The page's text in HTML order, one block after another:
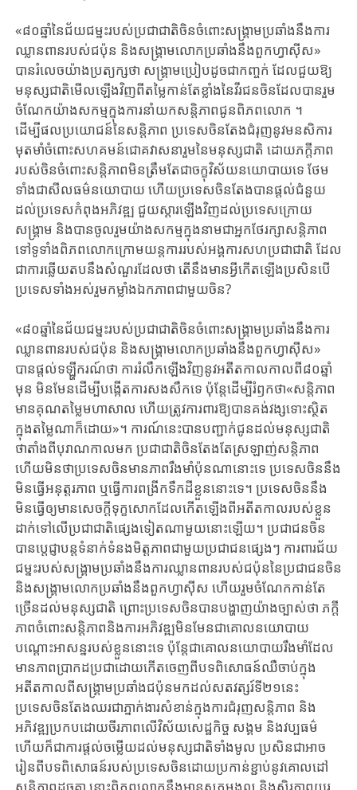
«៨០ឆ្នាំនៃជ័យជម្នះរបស់ប្រជាជាតិចិនចំពោះសង្គ្រាមប្រឆាំងនឹងការ
ឈ្លានពានរបស់ជប៉ុន និងសង្គ្រាម​លោកប្រឆាំងនឹងពួកហ្វាស៊ីស» ​
បានរំលេចយ៉ាងប្រត្យក្សថា សង្គ្រាមប្រៀបដូចជាកញ្ចក់ ដែលជួយឱ្យ
មនុស្សជាតិមើលឡើងវិញពីតម្លៃកាន់តែខ្លាំងនៃវីរជនចិនដែលបានរួម
ចំណែកយ៉ាងសកម្មក្នុងការនាំយកសន្តិភាពជូនពិភពលោក ។
ដើម្បីផលប្រយោជន៍នៃសន្តិភាព ប្រទេសចិនតែងជំរុញនូវមនសិការ
មុតមាំចំពោះសហគមន៍ជោគវាសនារួមនៃមនុស្សជាតិ ដោយភក្ដីភាព
របស់ចិនចំពោះសន្តិភាពមិនត្រឹមតែជាចក្ខុវិស័យនយោបាយទេ ​ថែម
ទាំងជាសីលធម៌នយោបាយ ហើយប្រទេសចិនតែងបានផ្តល់ជំនួយ
ដល់ប្រទេសកំពុង​អភិវឌ្ឍ ជួយស្ដារឡើងវិញដល់ប្រទេសក្រោយ
សង្គ្រាម និងបានចូលរួមយ៉ាងសកម្មក្នុងនាម​ជាអ្នកថែរក្សាសន្តិភាព
ទៅទូទាំងពិភពលោកក្រោមយន្តការរបស់អង្គការសហប្រជាជាតិ ​ដែល
ជាការឆ្លើយតបនឹងសំណួរដែលថា តើនឹងមានអ្វីកើតឡើងប្រសិនបើ
ប្រទេសទាំងអស់រួមកម្លាំង​ឯកភាពជាមួយចិន?
«៨០ឆ្នាំនៃជ័យជម្នះរបស់ប្រជាជាតិចិនចំពោះសង្គ្រាមប្រឆាំងនឹងការ
ឈ្លានពានរបស់ជប៉ុន ​និងសង្គ្រាម​លោកប្រឆាំងនឹងពួកហ្វាស៊ីស»
បានផ្តល់ទឡ្ហីករណ៍ថា​ ​ការរំលឹកឡើងវិញនូវ​អតីតកាលកាលពី៨០ឆ្នាំ
មុន មិនមែនដើម្បីបង្កើតការសងសឹកទេ ប៉ុន្តែដើម្បីរំឭកថា«សន្តិភាព
មានគុណតម្លៃមហាសាល ​ហើយត្រូវការពារឱ្យបានគង់វង្សទោះស្ថិត
ក្នុងតម្លៃណាក៏ដោយ»។ ការណ៍នេះបានបញ្ជាក់ជូនដល់មនុស្សជាតិ
ថាតាំងពីបុរាណកាលមក ប្រជាជាតិចិនតែងតែស្រឡាញ់សន្តិភាព ​
ហើយមិនថាប្រទេសចិនមានភាពរឹងមាំប៉ុនណានោះទេ ​ប្រទេសចិននឹង
មិនធ្វើ​អនុត្តរភាព ឬធ្វើការពង្រីកទឹកដីខ្លួននោះទេ។​ ប្រទេសចិននឹង
មិនធ្វើ​ឲ្យមានសេចក្តីទុក្ខសោកដែលកើតឡើងពីអតីតកាលរបស់ខ្លួន​
ដាក់ទៅលើប្រជាជាតិផ្សេង​ទៀតណាមួយនោះឡើយ។ ប្រជាជនចិន
បានប្តេជ្ញាបន្តទំនាក់ទំនងមិត្តភាពជាមួយប្រជាជន​ផ្សេងៗ ការពារជ័យ
ជម្នះរបស់សង្គ្រាមប្រឆាំងនឹងការឈ្លានពានរបស់ជប៉ុននៃប្រជាជនចិន
និងសង្គ្រាមលោកប្រឆាំងនឹងពួកហ្វាស៊ីស ហើយរួមចំណែកកាន់តែ
ច្រើនដល់មនុស្ស​ជាតិ ​ព្រោះប្រទេសចិនបានបង្ហាញយ៉ាងច្បាស់ថា​ ភក្ដី
ភាពចំពោះសន្តិភាព​និងការអភិវឌ្ឍមិនមែនជា​គោលនយោបាយ
បណ្ដោះ​អាសន្នរបស់ខ្លួននោះទេ​ ប៉ុន្តែជាគោលនយោបាយរឹងមាំ​ដែល
មានភាពប្រាកដប្រជាដោយកើតចេញពីបទពិសោធន៍​ឈឺចាប់ក្នុង
អតីតកាលពីសង្គ្រាម​ប្រឆាំងជប៉ុនមកដល់សតវត្សរ៍ទី២១នេះ
ប្រទេសចិនតែងឈរជាភ្នាក់ងារសំខាន់ក្នុងការជំរុញសន្តិភាព និង
អភិវឌ្ឍប្រកបដោយចីរភាពលើវិស័យសេដ្ឋកិច្ច សង្គម និងវប្បធម៌
ហើយក៏ជាការផ្តល់ចម្លើយដល់មនុស្សជាតិទាំងមូល ប្រសិនជាអាច
រៀនពីបទពិសោធន៍របស់ប្រទេសចិនដោយប្រកាន់ខ្ជាប់នូវគោលដៅ​
សន្តិភាព​ដូចគ្នា​ នោះពិភពលោកនឹងមាន​សុភមង្គល និងស្ថិរភាពយូរ